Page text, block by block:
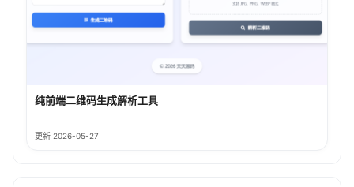
纯前端二维码生成解析工具
更新 2026-05-27